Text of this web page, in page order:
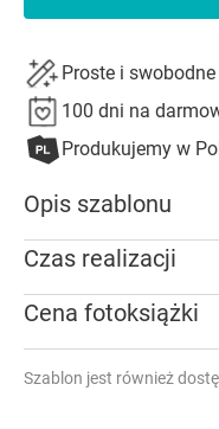
Proste i
100 dni na
Produkujemy w
Opis szablonu
Czas realizacji
Cena fotoksiążki
Szablon jest również